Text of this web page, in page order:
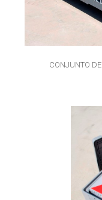
CONJUNTO